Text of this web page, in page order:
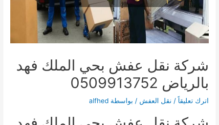
شركة نقل عفش بحي الملك فهد
بالرياض 0509913752
اترك تعليقاً / نقل العفش / بواسطة alfhed